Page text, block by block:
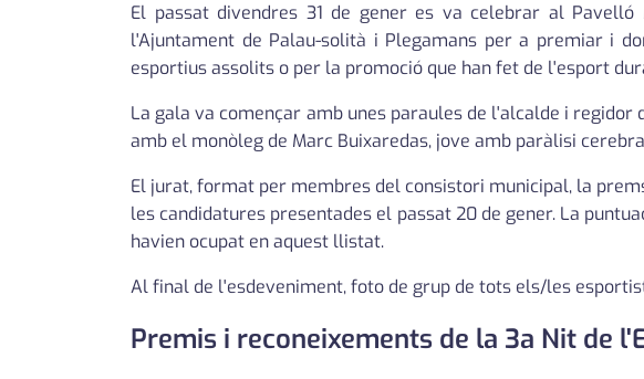
El passat divendres 31 de gener es va celebrar al
l'Ajuntament de Palau-solità i Plegamans per a premiar i
esportius assolits o per la promoció que han fet de l'esport
La gala va començar amb unes paraules de l'alcalde i
amb el monòleg de Marc Buixaredas, jove amb paràlisi
El jurat, format per membres del consistori municipal, la
les candidatures presentades el passat 20 de gener. La
havien ocupat en aquest llistat.
Al final de l'esdeveniment, foto de grup de tots els/les
Premis i reconeixements de la 3a Nit de